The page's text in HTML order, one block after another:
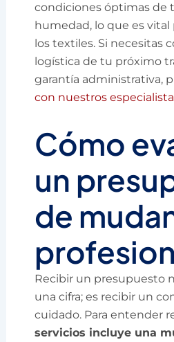
condiciones óptimas de
humedad, lo que es vital
los textiles. Si necesitas
logística de tu próximo
garantía administrativa,
con nuestros
Cómo
un
de
Recibir un presupuesto
una cifra; es recibir un
cuidado. Para entender
servicios incluye una